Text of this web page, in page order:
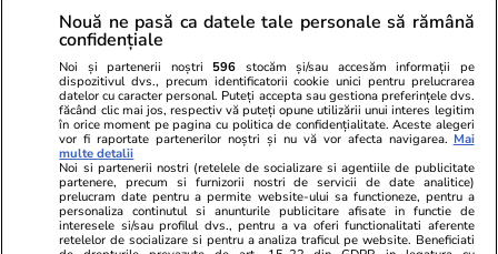
estimare”: Migrarea aplicațiilor
ANCPI în Cloudul
Guvernamental întârzie, iar
10.000 de profesioniști din
cadastru sunt blocați
Știri România 13:00
Anomalia din cazul lui Dan
Nouă ne pasă ca datele tale personale să rămână
confidențiale
Noi și partenerii noștri 596 stocăm și/sau accesăm informații pe
dispozitivul dvs., precum identificatorii cookie unici pentru prelucrarea
datelor cu caracter personal. Puteți accepta sau gestiona preferințele dvs.
făcând clic mai jos, respectiv vă puteți opune utilizării unui interes legitim
în orice moment pe pagina cu politica de confidențialitate. Aceste alegeri
vor fi raportate partenerilor noștri și nu vă vor afecta navigarea. Mai
multe detalii
Noi si partenerii nostri (retelele de socializare si agentiile de publicitate
partenere, precum si furnizorii nostri de servicii de date analitice)
prelucram date pentru a permite website-ului sa functioneze, pentru a
personaliza continutul si anunturile publicitare afisate in functie de
interesele si/sau profilul dvs., pentru a va oferi functionalitati aferente
retelelor de socializare si pentru a analiza traficul pe website. Beneficiati